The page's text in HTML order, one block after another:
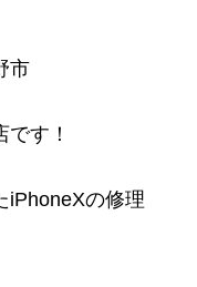
市
す！
iPhoneXの修理